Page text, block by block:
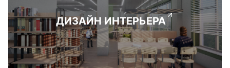
ДИЗАЙН ИНТЕРЬЕРА